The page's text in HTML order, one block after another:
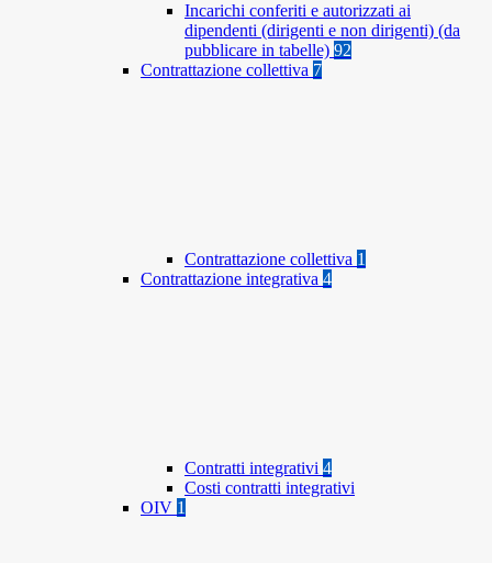
Incarichi conferiti e autorizzati ai
dipendenti (dirigenti e non dirigenti) (da
pubblicare in tabelle) 92
Contrattazione collettiva 7
Contrattazione collettiva 1
Contrattazione integrativa 4
Contratti integrativi 4
Costi contratti integrativi
OIV 1